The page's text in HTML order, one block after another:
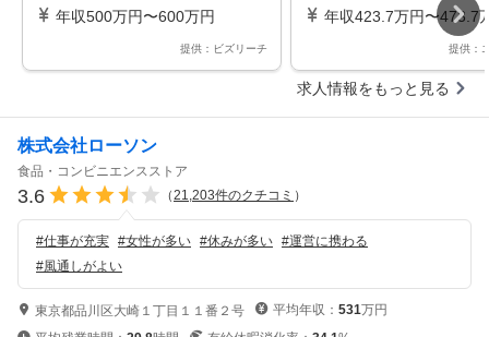
当 年収500万円〜600万円
提供：ビズリーチ
コヤマトのセールスドラ
年収423.7万円〜473.7
提供：
求人情報をもっと見る
株式会社ローソン
食品・コンビニエンスストア
3.6 （21,203件のクチコミ ）
#仕事が充実 #女性が多い #休みが多い #運営に携わる
#風通しがよい
東京都品川区大崎１丁目１１番２号 平均年収： 531万円